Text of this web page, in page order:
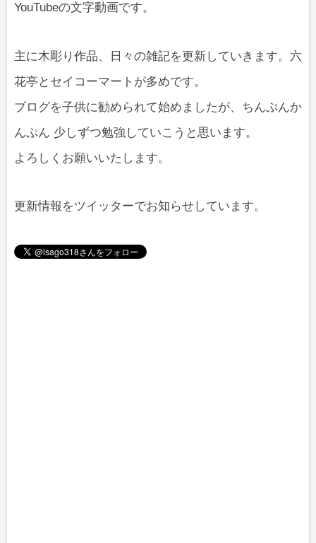
YouTubeの文字動画です。
主に木彫り作品、日々の雑記を更新していきます。六
花亭とセイコーマートが多めです。
ブログを子供に勧められて始めましたが、ちんぷんか
んぷん 少しずつ勉強していこうと思います。
よろしくお願いいたします。
更新情報をツイッターでお知らせしています。